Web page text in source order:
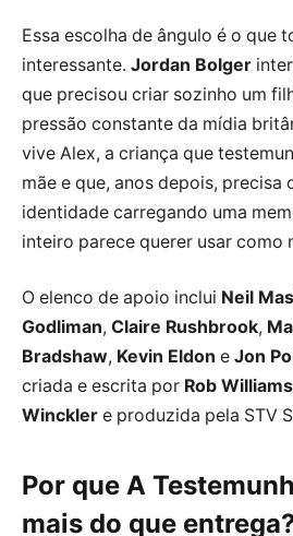
Essa escolha de ângulo é o que
interessante. Jordan Bolger
que precisou criar sozinho um
pressão constante da mídia
vive Alex, a criança que
mãe e que, anos depois, precisa
identidade carregando uma
inteiro parece querer usar como
O elenco de apoio inclui Neil
Godliman, Claire Rushbrook,
Bradshaw, Kevin Eldon e Jon
criada e escrita por Rob Williams
Winckler e produzida pela STV
Por que A
mais do que